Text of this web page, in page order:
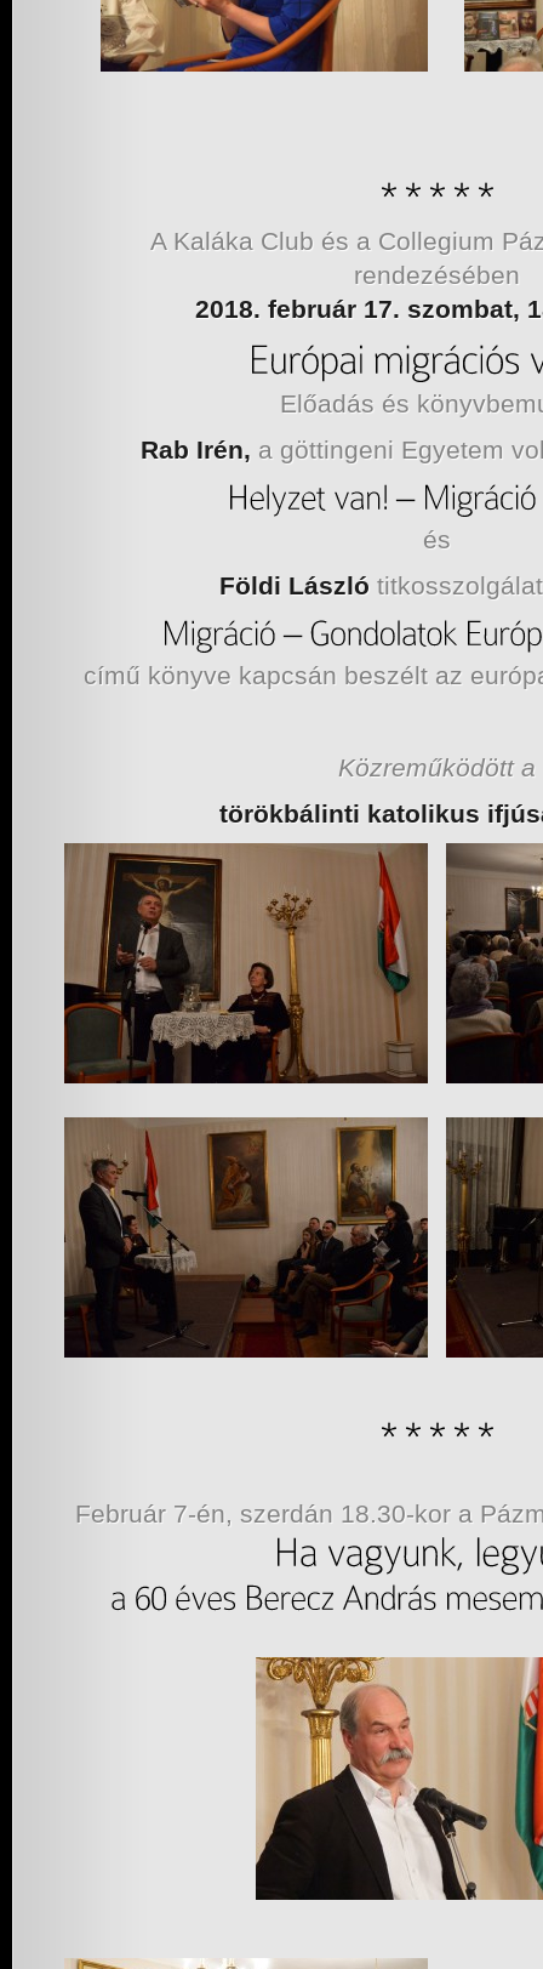
A Kaláka Club és a Collegium
rendezésében
2018. február 17. szombat,
Előadás és
Rab Irén, a göttingeni Egyetem
és
Földi László
című könyve kapcsán beszélt az
Közreműködött a
törökbálinti katolikus
Február 7-én, szerdán 18.30-kor a